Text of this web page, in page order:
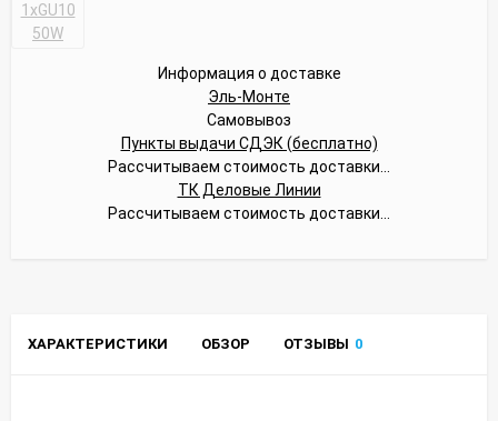
Информация о доставке
Эль-Монте
Самовывоз
Пункты выдачи СДЭК (бесплатно)
Рассчитываем стоимость доставки...
ТК Деловые Линии
Рассчитываем стоимость доставки...
ХАРАКТЕРИСТИКИ ОБЗОР ОТЗЫВЫ 0